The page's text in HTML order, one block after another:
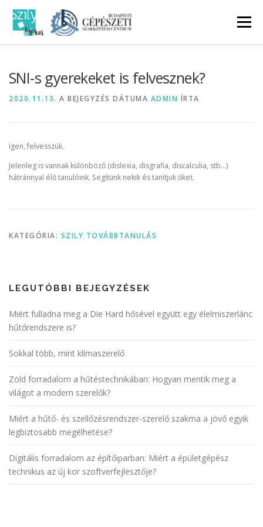
tartalomhoz
Menü
SNI-s gyerekeket is felvesznek?
2020.11.13. A BEJEGYZÉS DÁTUMA ADMIN ÍRTA
Igen, felvesszük.
Jelenleg is vannak különböző (dislexia, disgrafia, discalculia, stb…)
hátránnyal élő tanulóink. Segítünk nekik és tanítjuk őket.
KATEGÓRIA: SZILY TOVÁBBTANULÁS
LEGUTÓBBI BEJEGYZÉSEK
Miért fulladna meg a Die Hard hősével együtt egy élelmiszerlánc
hűtőrendszere is?
Sokkal több, mint klímaszerelő
Zöld forradalom a hűtéstechnikában: Hogyan mentik meg a
világot a modern szerelők?
Miért a hűtő- és szellőzésrendszer-szerelő szakma a jövő egyik
legbiztosabb megélhetése?
Digitális forradalom az építőiparban: Miért a épületgépész
technikus az új kor szoftverfejlesztője?